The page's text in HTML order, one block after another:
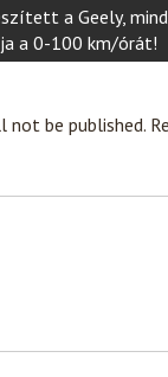
a Geely,
a 0-100 km/órát!
not be published.